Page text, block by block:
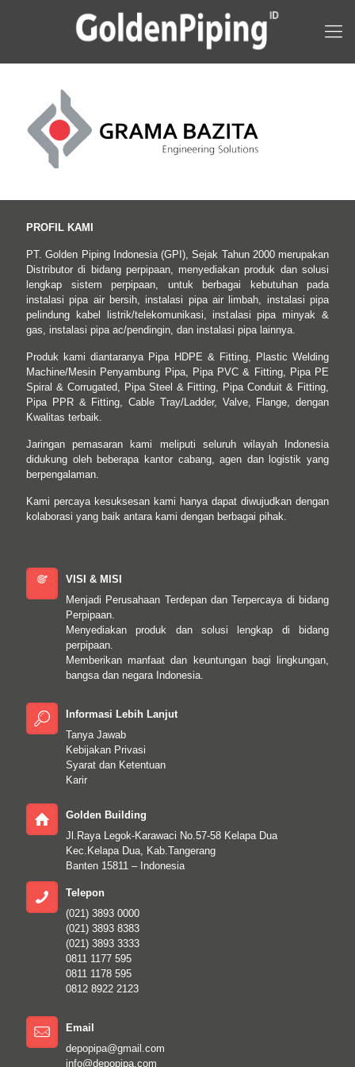
PROFIL KAMI
PT. Golden Piping Indonesia (GPI), Sejak Tahun 2000 merupakan
Distributor di bidang perpipaan, menyediakan produk dan solusi
lengkap sistem perpipaan, untuk berbagai kebutuhan pada
instalasi pipa air bersih, instalasi pipa air limbah, instalasi pipa
pelindung kabel listrik/telekomunikasi, instalasi pipa minyak &
gas, instalasi pipa ac/pendingin, dan instalasi pipa lainnya.
Produk kami diantaranya Pipa HDPE & Fitting, Plastic Welding
Machine/Mesin Penyambung Pipa, Pipa PVC & Fitting, Pipa PE
Spiral & Corrugated, Pipa Steel & Fitting, Pipa Conduit & Fitting,
Pipa PPR & Fitting, Cable Tray/Ladder, Valve, Flange, dengan
Kwalitas terbaik.
Jaringan pemasaran kami meliputi seluruh wilayah Indonesia
didukung oleh beberapa kantor cabang, agen dan logistik yang
berpengalaman.
Kami percaya kesuksesan kami hanya dapat diwujudkan dengan
kolaborasi yang baik antara kami dengan berbagai pihak.
VISI & MISI
Menjadi Perusahaan Terdepan dan Terpercaya di bidang
Perpipaan.
Menyediakan produk dan solusi lengkap di bidang
perpipaan.
Memberikan manfaat dan keuntungan bagi lingkungan,
bangsa dan negara Indonesia.
Informasi Lebih Lanjut
Tanya Jawab
Kebijakan Privasi
Syarat dan Ketentuan
Karir
Golden Building
Jl.Raya Legok-Karawaci No.57-58 Kelapa Dua
Kec.Kelapa Dua, Kab.Tangerang
Banten 15811 – Indonesia
Telepon
(021) 3893 0000
(021) 3893 8383
(021) 3893 3333
0811 1177 595
0811 1178 595
0812 8922 2123
Email
depopipa@gmail.com
info@depopipa.com